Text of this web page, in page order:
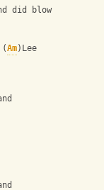
did blow
(Am)Lee